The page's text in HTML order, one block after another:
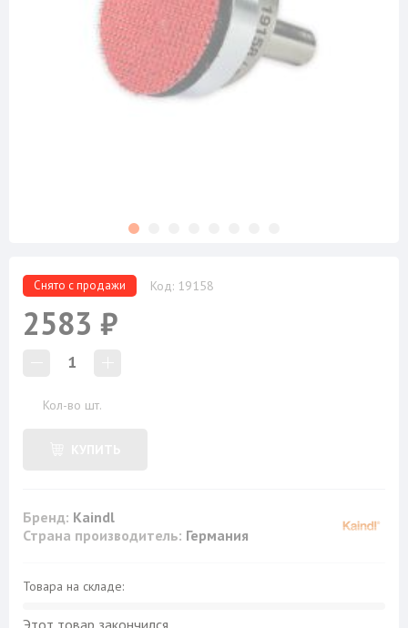
Снято с продажи Код: 19158
2583 ₽
1
Кол-во шт.
Бренд: Kaindl
Страна производитель: Германия
Товара на складе:
Этот товар закончился